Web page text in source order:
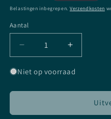
prijs
Belastingen inbegrepen. Verzendkosten
Aantal
Aantal
Aantal
verlagen
voor
With
Vampire
Aantal
verhogen
voor
With
Vampire
Niet op voorraad